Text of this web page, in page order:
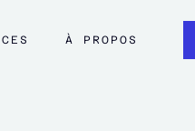
À PROPOS